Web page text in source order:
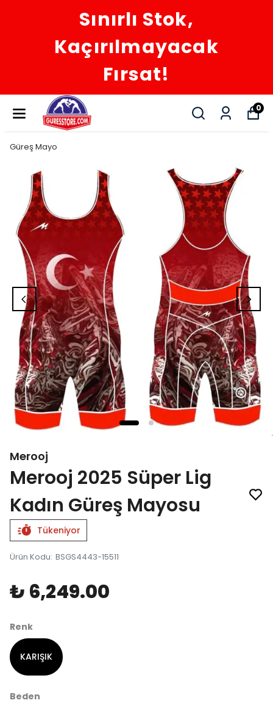
Sınırlı Stok,
Kaçırılmayacak
Fırsat!
0
Güreş Mayo
Merooj
Merooj 2025 Süper Lig
Kadın Güreş Mayosu
Tükeniyor
Ürün Kodu: BSGS4443-15511
₺ 6,249.00
Renk
KARIŞIK
Beden